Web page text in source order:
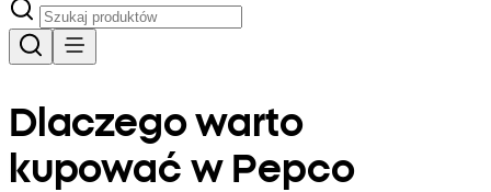
Dlaczego warto
kupować w Pepco